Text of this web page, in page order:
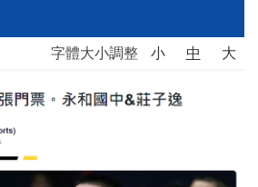
字體大小調整 小 中 大